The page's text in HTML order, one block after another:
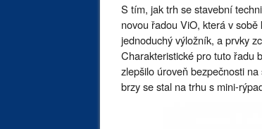
S tím, jak trh se stavební
novou řadou ViO, která v
jednoduchý výložník, a prvky
Charakteristické pro tuto řadu
zlepšilo úroveň bezpečnosti
brzy se stal na trhu s mini-